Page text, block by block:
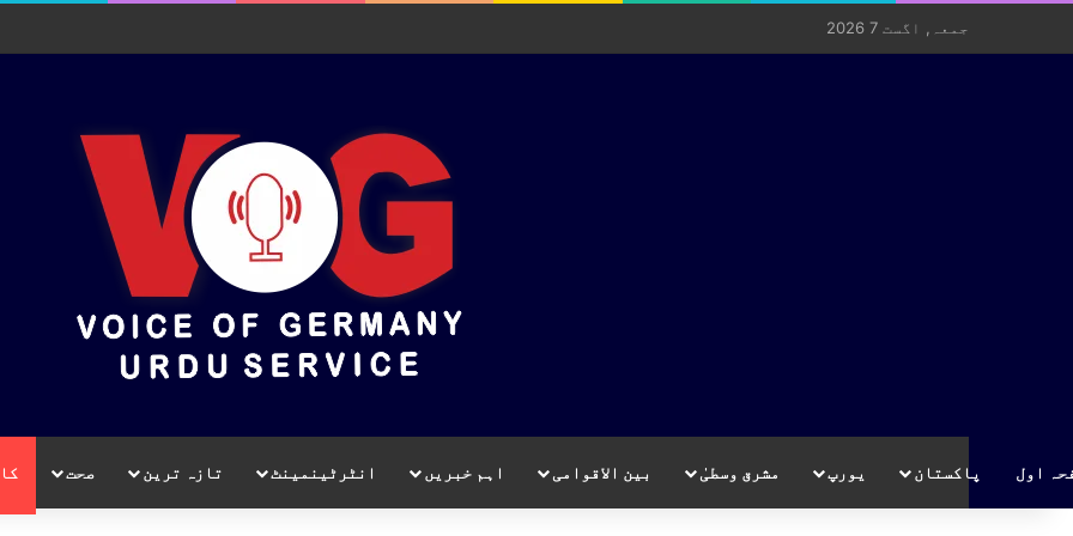
جمعہ, اگست 7 2026
اول پاکستان یورپ مشرق وسطیٰ بین الاقوامی اہم خبریں انٹرٹینمینٹ تازہ ترین صحت